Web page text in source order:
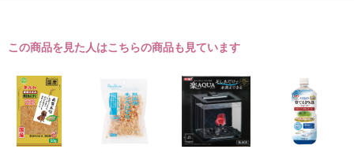
この商品を見た人はこちらの商品も見ています